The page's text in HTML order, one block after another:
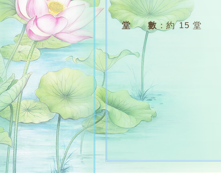
堂 數 ：約 15 堂